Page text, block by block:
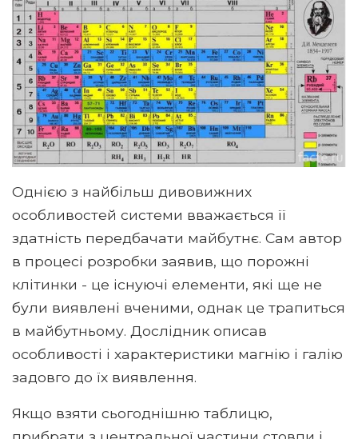
Однією з найбільш дивовижних
особливостей системи вважається її
здатність передбачати майбутнє. Сам автор
в процесі розробки заявив, що порожні
клітинки - це існуючі елементи, які ще не
були виявлені вченими, однак це трапиться
в майбутньому. Дослідник описав
особливості і характеристики магнію і галію
задовго до їх виявлення.
Якщо взяти сьогоднішню таблицю,